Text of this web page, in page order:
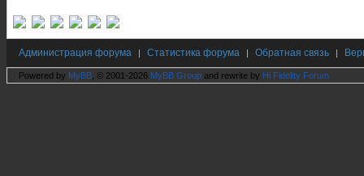
Администрация форума | Статистика форума | Обратная связь |
Powered by MyBB , © 2001-2026 MyBB Group and rewrite by Hi Fidelity Forum